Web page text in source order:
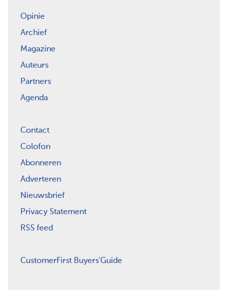
Opinie
Archief
Magazine
Auteurs
Partners
Agenda
Contact
Colofon
Abonneren
Adverteren
Nieuwsbrief
Privacy Statement
RSS feed
CustomerFirst Buyers'Guide